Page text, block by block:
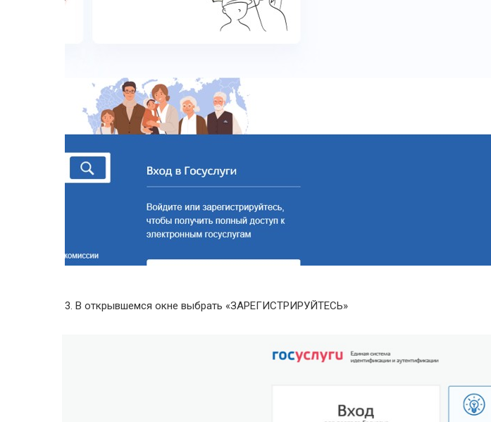
3. В открывшемся окне выбрать «ЗАРЕГИСТРИРУЙТЕСЬ»